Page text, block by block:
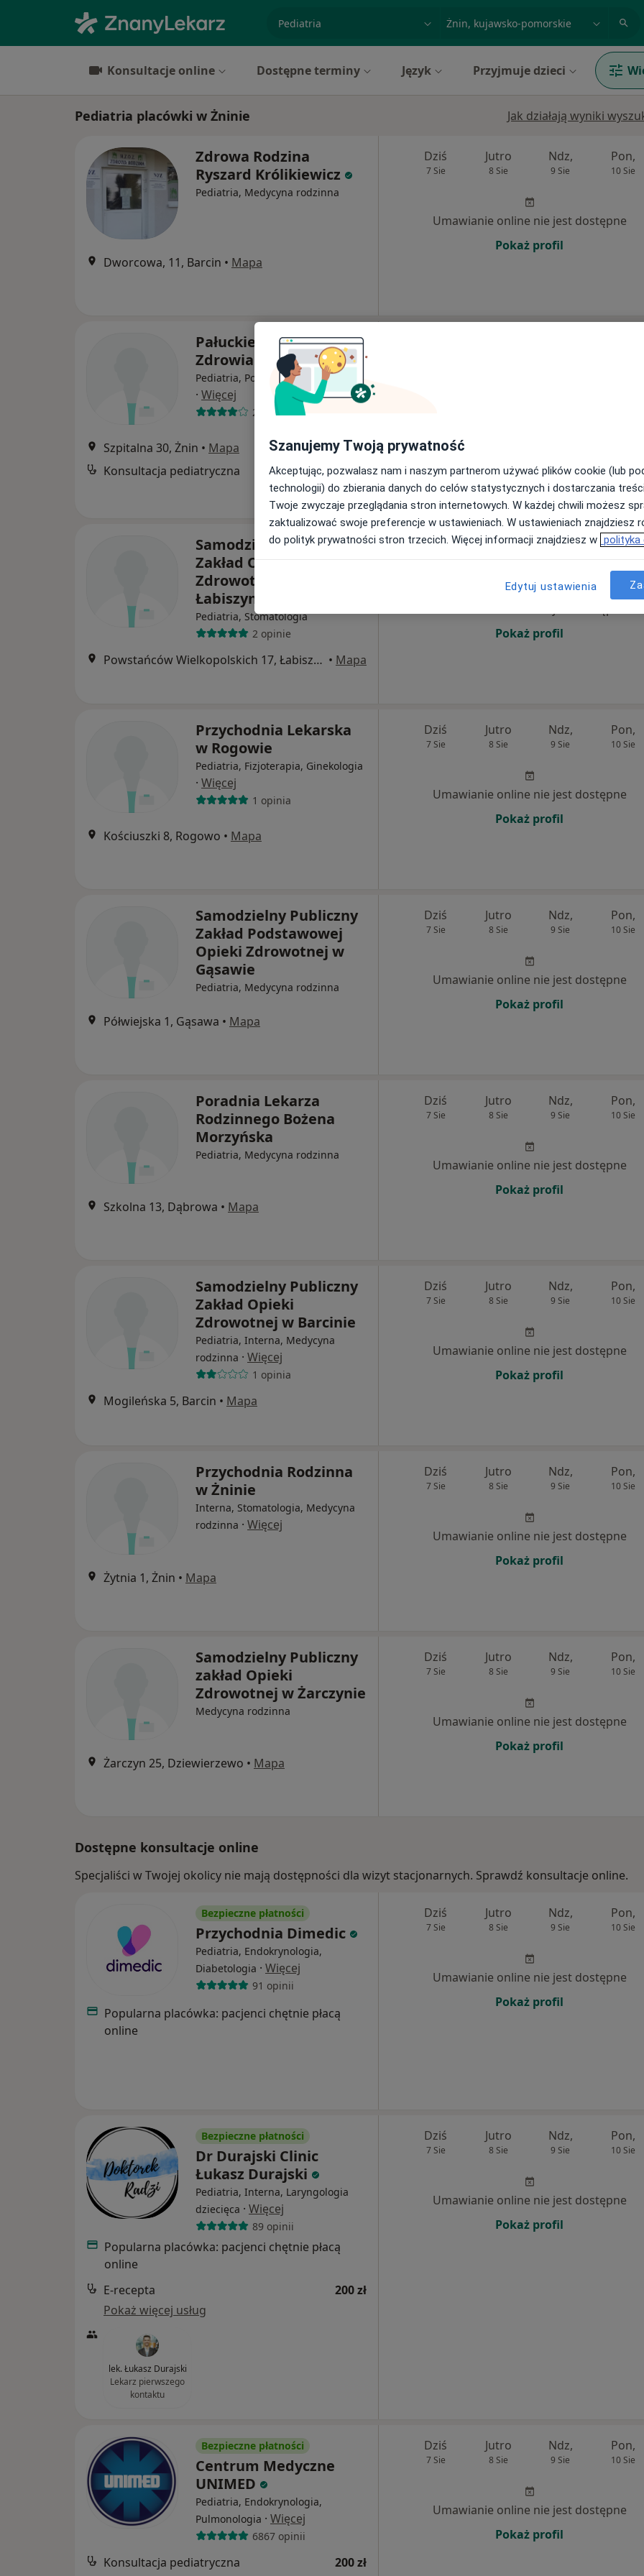
specjalizacja, badanie lub nazwiskomiasto lub dzielnica
Konsultacje online Dostępne terminy Język Przyjmuje dzieci
Pediatria placówki w Żninie Jak działają wyniki
Zdrowa Rodzina
Ryszard Królikiewicz
Pediatria, Medycyna rodzinna
Dworcowa, 11, Barcin • Mapa
Dziś
7 Sie
Jutro
8 Sie
Ndz,
9 Sie
Pon,
10 Sie
Umawianie online nie jest dostępne
Pokaż profil
Pałuckie Centrum
Zdrowia w Żninie
Pediatria, Położnictwo, Ginekologia
· Więcej
24 opinie
Szpitalna 30, Żnin • Mapa
Konsultacja pediatryczna
Samodzielny Publiczny
Zakład Opieki
Zdrowotnej w
Łabiszynie
Pediatria, Stomatologia
2 opinie
Powstańców Wielkopolskich 17, Łabiszyn • Mapa
Dziś Jutro Ndz, Pon,
Pokaż profil
Przychodnia Lekarska
w Rogowie
Pediatria, Fizjoterapia, Ginekologia
· Więcej
1 opinia
Kościuszki 8, Rogowo • Mapa
Dziś
7 Sie
Jutro
8 Sie
Ndz,
9 Sie
Pon,
10 Sie
Umawianie online nie jest dostępne
Pokaż profil
Samodzielny Publiczny
Zakład Podstawowej
Opieki Zdrowotnej w
Gąsawie
Pediatria, Medycyna rodzinna
Półwiejska 1, Gąsawa • Mapa
Dziś
7 Sie
Jutro
8 Sie
Ndz,
9 Sie
Pon,
10 Sie
Umawianie online nie jest dostępne
Pokaż profil
Poradnia Lekarza
Rodzinnego Bożena
Morzyńska
Pediatria, Medycyna rodzinna
Szkolna 13, Dąbrowa • Mapa
Dziś
7 Sie
Jutro
8 Sie
Ndz,
9 Sie
Pon,
10 Sie
Umawianie online nie jest dostępne
Pokaż profil
Samodzielny Publiczny
Zakład Opieki
Zdrowotnej w Barcinie
Pediatria, Interna, Medycyna
rodzinna · Więcej
1 opinia
Mogileńska 5, Barcin • Mapa
Dziś
7 Sie
Jutro
8 Sie
Ndz,
9 Sie
Pon,
10 Sie
Umawianie online nie jest dostępne
Pokaż profil
Przychodnia Rodzinna
w Żninie
Interna, Stomatologia, Medycyna
rodzinna · Więcej
Żytnia 1, Żnin • Mapa
Dziś
7 Sie
Jutro
8 Sie
Ndz,
9 Sie
Pon,
10 Sie
Umawianie online nie jest dostępne
Pokaż profil
Samodzielny Publiczny
zakład Opieki
Zdrowotnej w Żarczynie
Medycyna rodzinna
Żarczyn 25, Dziewierzewo • Mapa
Dziś
7 Sie
Jutro
8 Sie
Ndz,
9 Sie
Pon,
10 Sie
Umawianie online nie jest dostępne
Pokaż profil
Dostępne konsultacje online
Specjaliści w Twojej okolicy nie mają dostępności dla wizyt stacjonarnych. Sprawdź konsultacje online.
Bezpieczne płatności
Przychodnia Dimedic
Pediatria, Endokrynologia,
Diabetologia · Więcej
91 opinii
Popularna placówka: pacjenci chętnie płacą
online
Dziś
7 Sie
Jutro
8 Sie
Ndz,
9 Sie
Pon,
10 Sie
Umawianie online nie jest dostępne
Pokaż profil
Bezpieczne płatności
Dr Durajski Clinic
Łukasz Durajski
Pediatria, Interna, Laryngologia
dziecięca · Więcej
89 opinii
Popularna placówka: pacjenci chętnie płacą
online
E-recepta
200 zł
Pokaż więcej usług
lek. Łukasz Durajski
Lekarz pierwszego
kontaktu
Dziś
7 Sie
Jutro
8 Sie
Ndz,
9 Sie
Pon,
10 Sie
Umawianie online nie jest dostępne
Pokaż profil
Bezpieczne płatności
Centrum Medyczne
UNIMED
Pediatria, Endokrynologia,
Pulmonologia · Więcej
6867 opinii
Konsultacja pediatryczna
200 zł
Dziś
7 Sie
Jutro
8 Sie
Ndz,
9 Sie
Pon,
10 Sie
Umawianie online nie jest dostępne
Pokaż profil
Szanujemy Twoją prywatność
Akceptując, pozwalasz nam i naszym partnerom używać plików cookie (lub
technologii) do zbierania danych do celów statystycznych i dostarczania
Twoje zwyczaje przeglądania stron internetowych. W każdej chwili możesz
zaktualizować swoje preferencje w ustawieniach. W ustawieniach znajdziesz
do polityk prywatności stron trzecich. Więcej informacji znajdziesz w polityka
Edytuj ustawienia